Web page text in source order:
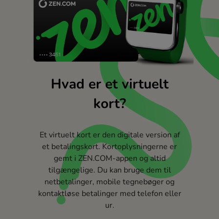
Hvad er et virtuelt
kort?
Et virtuelt kort er den digitale version af
et betalingskort. Kortoplysningerne er
gemt i ZEN.COM-appen og altid
tilgængelige. Du kan bruge dem til
netbetalinger, mobile tegnebøger og
kontaktløse betalinger med telefon eller
ur.